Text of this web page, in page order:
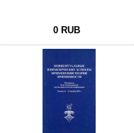
0 RUB